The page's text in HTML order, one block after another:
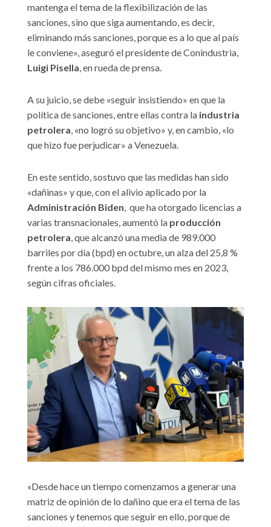
mantenga el tema de la flexibilización de las
sanciones, sino que siga aumentando, es decir,
eliminando más sanciones, porque es a lo que al país
le conviene», aseguró el presidente de Conindustria,
Luigi Pisella, en rueda de prensa.
A su juicio, se debe «seguir insistiendo» en que la
política de sanciones, entre ellas contra la industria
petrolera, «no logró su objetivo» y, en cambio, «lo
que hizo fue perjudicar» a Venezuela.
En este sentido, sostuvo que las medidas han sido
«dañinas» y que, con el alivio aplicado por la
Administración Biden, que ha otorgado licencias a
varias transnacionales, aumentó la producción
petrolera, que alcanzó una media de 989.000
barriles por día (bpd) en octubre, un alza del 25,8 %
frente a los 786.000 bpd del mismo mes en 2023,
según cifras oficiales.
«Desde hace un tiempo comenzamos a generar una
matriz de opinión de lo dañino que era el tema de las
sanciones y tenemos que seguir en ello, porque de